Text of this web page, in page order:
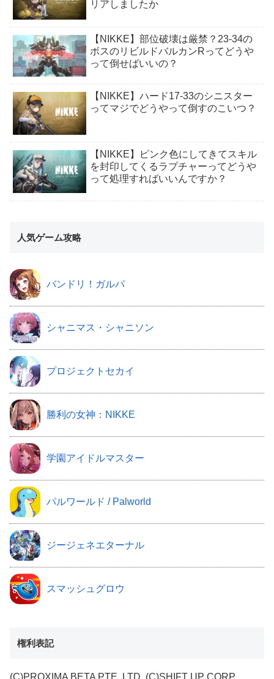
リアしましたか
【NIKKE】部位破壊は厳禁？23-34の
ボスのリビルドバルカンRってどうや
って倒せばいいの？
【NIKKE】ハード17-33のシニスター
ってマジでどうやって倒すのこいつ？
【NIKKE】ピンク色にしてきてスキル
を封印してくるラプチャーってどうや
って処理すればいいんですか？
人気ゲーム攻略
バンドリ！ガルパ
シャニマス・シャニソン
プロジェクトセカイ
勝利の女神：NIKKE
学園アイドルマスター
パルワールド / Palworld
ジージェネエターナル
スマッシュグロウ
権利表記